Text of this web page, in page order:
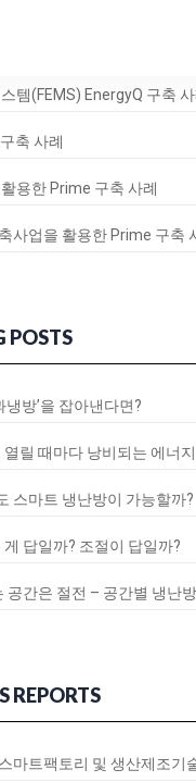
템(FEMS) EnergyQ 구축
축 사례
용한 Prime 구축 사례
사업을 활용한 Prime 구축
POSTS
냉방’을 잡아낸다면?
릴 때마다 낭비되는 에너
스마트 냉난방이 가능할까?
답일까? 조절이 답일까?
공간은 절전 – 공간별 냉난
REPORTS
마트팩토리 및 생산제조기